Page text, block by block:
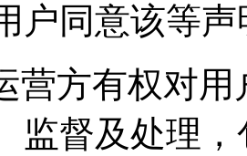
户同意该等
营方有权对
监督及处理